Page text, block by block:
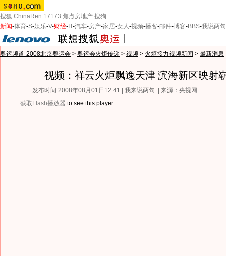
搜狐 ChinaRen 17173 焦点房地产 搜狗
新闻-体育-S-娱乐-V-财经- IT-汽车-房产-家居-女人-视频-播客-邮件-博客-BBS-我说两句
奥运频道-2008北京奥运会 > 奥运会火炬传递 > 视频 > 火炬接力视频新闻 > 最新消息
视频：祥云火炬飘逸天津 滨海新区映射
发布时间:2008年08月01日12:41 | 我来说两句
| 来源：央视网
获取Flash播放器 to see this player.